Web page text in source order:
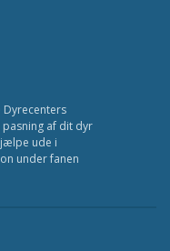
af dit dyr
ude i
under fanen